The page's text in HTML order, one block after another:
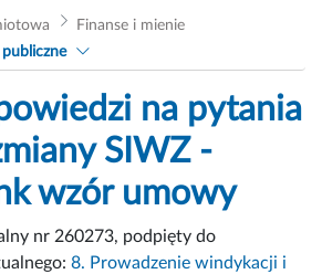
Finanse i mienie
na pytania
SIWZ -
wzór umowy
nr 260273, podpięty do
8. Prowadzenie windykacji i